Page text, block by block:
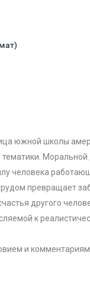
южной школы
тематики.
человека
превращает
другого
к
и